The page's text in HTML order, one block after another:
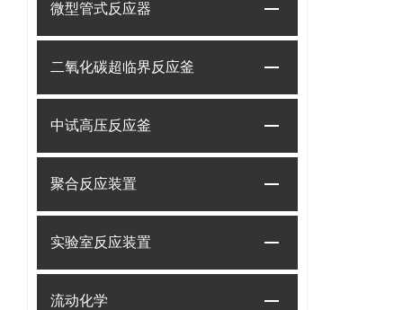
微型管式反应器
二氧化碳超临界反应釜
中试高压反应釜
聚合反应装置
实验室反应装置
流动化学